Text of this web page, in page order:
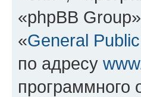
«phpBB
«General
по адресу
программного